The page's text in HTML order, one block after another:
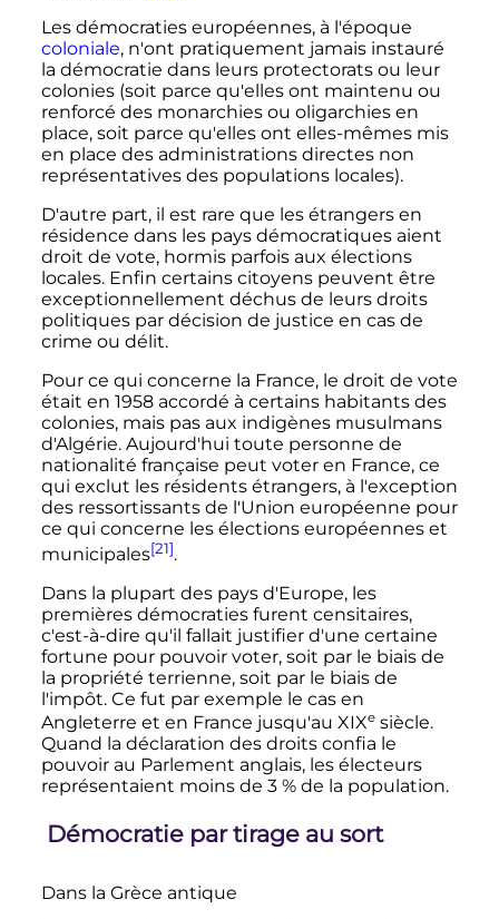
Les démocraties européennes, à l'époque
coloniale, n'ont pratiquement jamais instauré
la démocratie dans leurs protectorats ou leur
colonies (soit parce qu'elles ont maintenu ou
renforcé des monarchies ou oligarchies en
place, soit parce qu'elles ont elles-mêmes mis
en place des administrations directes non
représentatives des populations locales).
D'autre part, il est rare que les étrangers en
résidence dans les pays démocratiques aient
droit de vote, hormis parfois aux élections
locales. Enfin certains citoyens peuvent être
exceptionnellement déchus de leurs droits
politiques par décision de justice en cas de
crime ou délit.
Pour ce qui concerne la France, le droit de vote
était en 1958 accordé à certains habitants des
colonies, mais pas aux indigènes musulmans
d'Algérie. Aujourd'hui toute personne de
nationalité française peut voter en France, ce
qui exclut les résidents étrangers, à l'exception
des ressortissants de l'Union européenne pour
ce qui concerne les élections européennes et
municipales[21].
Dans la plupart des pays d'Europe, les
premières démocraties furent censitaires,
c'est-à-dire qu'il fallait justifier d'une certaine
fortune pour pouvoir voter, soit par le biais de
la propriété terrienne, soit par le biais de
l'impôt. Ce fut par exemple le cas en
Angleterre et en France jusqu'au XIXe siècle.
Quand la déclaration des droits confia le
pouvoir au Parlement anglais, les électeurs
représentaient moins de 3 % de la population.
Démocratie par tirage au sort
Dans la Grèce antique